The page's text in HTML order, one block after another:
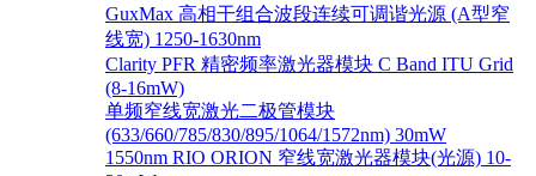
GuxMax 高相干组合波段连续可调谐光源 (A型窄
线宽) 1250-1630nm
Clarity PFR 精密频率激光器模块 C Band ITU Grid
(8-16mW)
单频窄线宽激光二极管模块
(633/660/785/830/895/1064/1572nm) 30mW
1550nm RIO ORION 窄线宽激光器模块(光源) 10-